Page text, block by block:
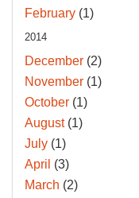
February (1)
2014
December (2)
November (1)
October (1)
August(1)
July (1)
April (3)
March (2)